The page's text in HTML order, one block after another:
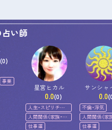
い師
(0)
事業
星宮ヒカル
0.0(0)
人生・スピリチュ
アル
人間関係（家族・友
人）
仕事運
サンシャ
0.0
不倫・浮気
人間関係（家
人）
仕事運